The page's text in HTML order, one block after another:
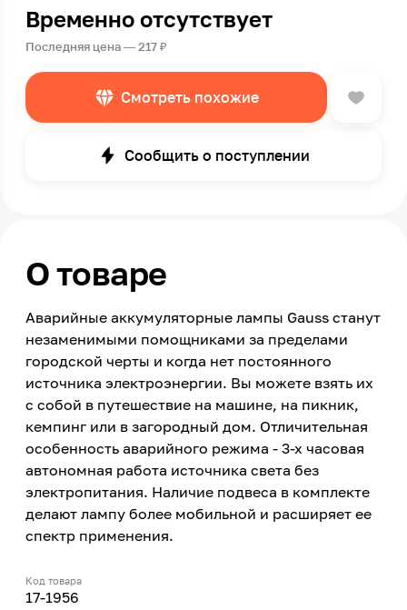
Временно отсутствует
Последняя цена — 217 ₽
Смотреть похожие
Сообщить о поступлении
О товаре
Аварийные аккумуляторные лампы Gauss станут
незаменимыми помощниками за пределами
городской черты и когда нет постоянного
источника электроэнергии. Вы можете взять их
с собой в путешествие на машине, на пикник,
кемпинг или в загородный дом. Отличительная
особенность аварийного режима - 3-х часовая
автономная работа источника света без
электропитания. Наличие подвеса в комплекте
делают лампу более мобильной и расширяет ее
спектр применения.
Код товара
17-1956